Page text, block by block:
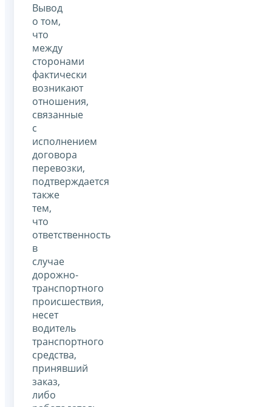
Вывод
о том,
что
между
сторонами
фактически
возникают
отношения,
связанные
с
исполнением
договора
перевозки,
подтверждается
также
тем,
что
ответственность
в
случае
дорожно-
транспортного
происшествия,
несет
водитель
транспортного
средства,
принявший
заказ,
либо